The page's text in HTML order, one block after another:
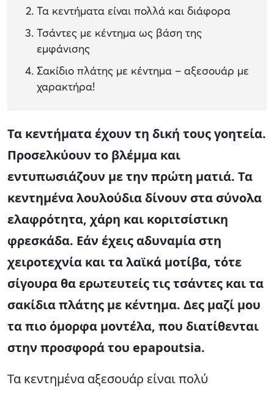
Τα κεντήματα είναι πολλά και διάφορα
Τσάντες με κέντημα ως βάση της
εμφάνισης
Σακίδιο πλάτης με κέντημα – αξεσουάρ με
χαρακτήρα!
Τα κεντήματα έχουν τη δική τους γοητεία.
Προσελκύουν το βλέμμα και
εντυπωσιάζουν με την πρώτη ματιά. Τα
κεντημένα λουλούδια δίνουν στα σύνολα
ελαφρότητα, χάρη και κοριτσίστικη
φρεσκάδα. Εάν έχεις αδυναμία στη
χειροτεχνία και τα λαϊκά μοτίβα, τότε
σίγουρα θα ερωτευτείς τις τσάντες και τα
σακίδια πλάτης με κέντημα. Δες μαζί μου
τα πιο όμορφα μοντέλα, που διατίθενται
στην προσφορά του epapoutsia.
Τα κεντημένα αξεσουάρ είναι πολύ